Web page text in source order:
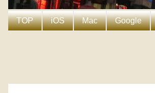
TOP iOS Mac Google